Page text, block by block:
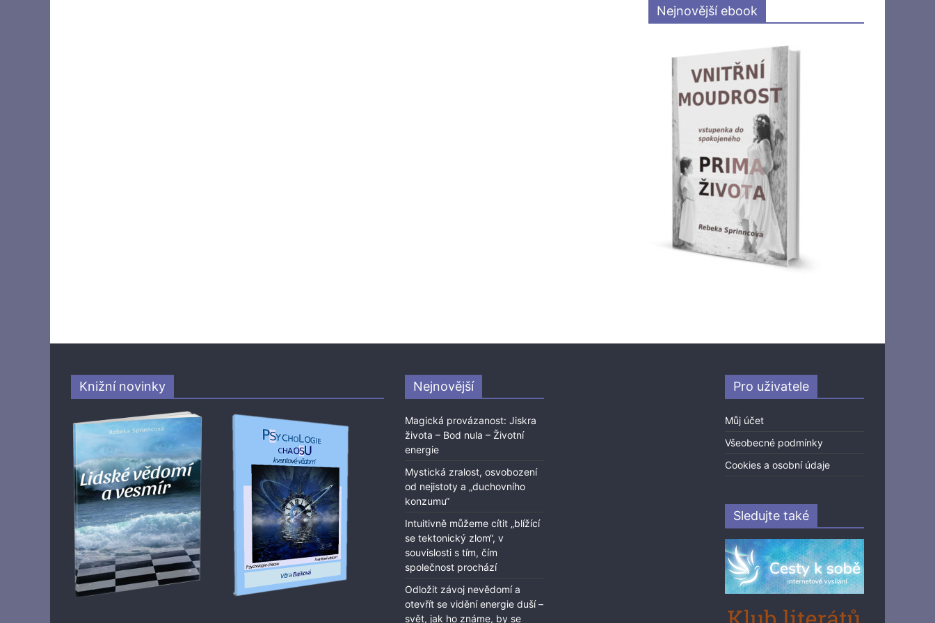
Nejnovější ebook
Knižní novinky Nejnovější
Magická provázanost: Jiskra
života – Bod nula – Životní
energie
Mystická zralost, osvobození
od nejistoty a „duchovního
konzumu“
Intuitivně můžeme cítit „blížící
se tektonický zlom“, v
souvislosti s tím, čím
společnost prochází
Odložit závoj nevědomí a
otevřít se vidění energie duší –
svět, jak ho známe, by se
Pro uživatele
Můj účet
Všeobecné podmínky
Cookies a osobní údaje
Sledujte také